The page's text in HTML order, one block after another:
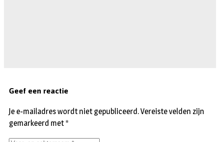
Geef een reactie
Je e-mailadres wordt niet gepubliceerd.Vereiste velden zijn
gemarkeerd met *